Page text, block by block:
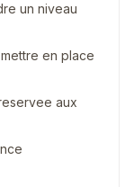
un niveau
en place
aux